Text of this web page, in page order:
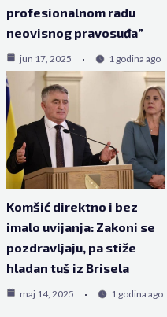
profesionalnom radu
neovisnog pravosuđa”
jun 17, 2025 1 godina ago
Komšić direktno i bez
imalo uvijanja: Zakoni se
pozdravljaju, pa stiže
hladan tuš iz Brisela
maj 14, 2025 1 godina ago